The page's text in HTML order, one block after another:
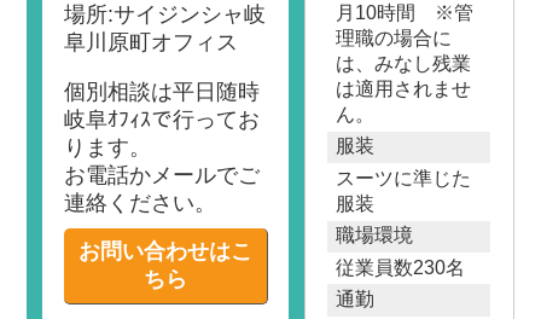
月10時間 ※管
理職の場合に
は、みなし残業
は適用されませ
ん。
服装
スーツに準じた
服装
職場環境
従業員数230名
通勤
場所:サイジンシャ岐
阜川原町オフィス
個別相談は平日随時
岐阜ｵﾌｨｽで行ってお
ります。
お電話かメールでご
連絡ください。
お問い合わせはこ
ちら